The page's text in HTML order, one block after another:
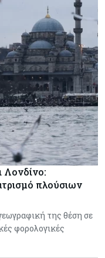
Λονδίνο:
πλούσιων
της θέση σε
φορολογικές